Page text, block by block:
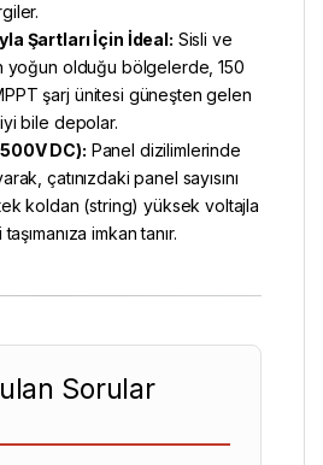
Şartları İçin İdeal: Sisli ve
yoğun olduğu bölgelerde, 150
şarj ünitesi güneşten gelen
bile depolar.
DC): Panel dizilimlerinde
çatınızdaki panel sayısını
tek koldan (string) yüksek voltajla
imkan tanır.
Sorular